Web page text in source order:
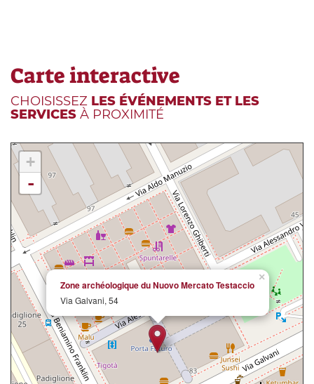
Carte interactive
CHOISISSEZ LES ÉVÉNEMENTS ET LES
SERVICES À PROXIMITÉ
×
Zone archéologique du Nuovo Mercato Testaccio
Via Galvani, 54
+
-